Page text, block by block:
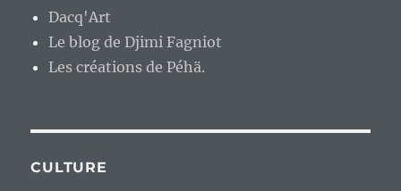
Dacq'Art
Le blog de Djimi Fagniot
Les créations de Péhä.
CULTURE